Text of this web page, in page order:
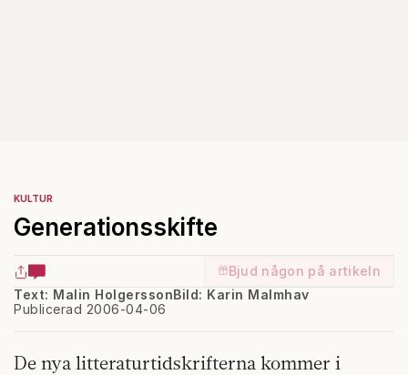
KULTUR
Generationsskifte
Bjud någon på artikeln
Text: Malin Holgersson
Publicerad 2006-04-06
Bild: Karin Malmhav
De nya litteraturtidskrifterna kommer i